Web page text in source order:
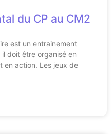
du CP au CM2
est un entrainement
doit être organisé en
en action. Les jeux de